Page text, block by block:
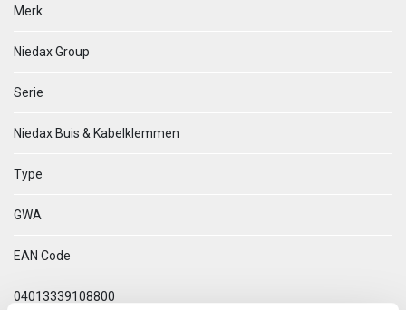
Merk
Niedax Group
Serie
Niedax Buis & Kabelklemmen
Type
GWA
EAN Code
04013339108800